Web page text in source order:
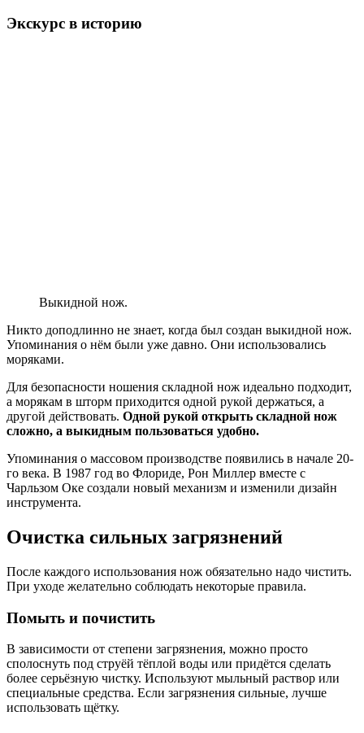
Экскурс в историю
Выкидной нож.
Никто доподлинно не знает, когда был создан выкидной нож.
Упоминания о нём были уже давно. Они использовались
моряками.
Для безопасности ношения складной нож идеально подходит,
а морякам в шторм приходится одной рукой держаться, а
другой действовать. Одной рукой открыть складной нож
сложно, а выкидным пользоваться удобно.
Упоминания о массовом производстве появились в начале 20-
го века. В 1987 год во Флориде, Рон Миллер вместе с
Чарльзом Оке создали новый механизм и изменили дизайн
инструмента.
Очистка сильных загрязнений
После каждого использования нож обязательно надо чистить.
При уходе желательно соблюдать некоторые правила.
Помыть и почистить
В зависимости от степени загрязнения, можно просто
сполоснуть под струёй тёплой воды или придётся сделать
более серьёзную чистку. Используют мыльный раствор или
специальные средства. Если загрязнения сильные, лучше
использовать щётку.